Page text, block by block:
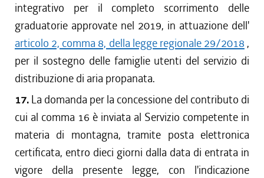
integrativo per il completo scorrimento delle
graduatorie approvate nel 2019, in attuazione dell'
articolo 2, comma 8, della legge regionale 29/2018 ,
per il sostegno delle famiglie utenti del servizio di
distribuzione di aria propanata.
17. La domanda per la concessione del contributo di
cui al comma 16 è inviata al Servizio competente in
materia di montagna, tramite posta elettronica
certificata, entro dieci giorni dalla data di entrata in
vigore della presente legge, con l'indicazione